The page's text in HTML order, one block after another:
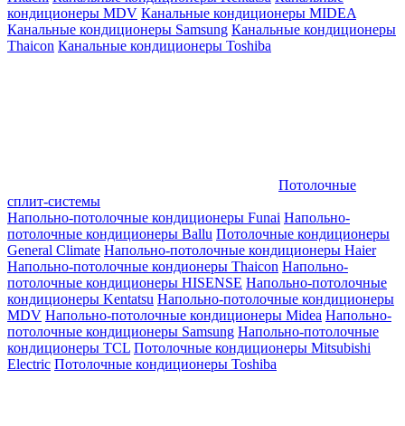
кондиционеры MDV Канальные кондиционеры MIDEA
Канальные кондиционеры Samsung Канальные кондиционеры
Thaicon Канальные кондиционеры Toshiba
Потолочные
сплит-системы
Напольно-потолочные кондиционеры Funai Напольно-
потолочные кондиционеры Ballu Потолочные кондиционеры
General Climate Напольно-потолочные кондиционеры Haier
Напольно-потолочные кондионеры Thaicon Напольно-
потолочные кондиционеры HISENSE Напольно-потолочные
кондиционеры Kentatsu Напольно-потолочные кондиционеры
MDV Напольно-потолочные кондиционеры Midea Напольно-
потолочные кондиционеры Samsung Напольно-потолочные
кондиционеры TCL Потолочные кондиционеры Mitsubishi
Electric Потолочные кондиционеры Toshiba